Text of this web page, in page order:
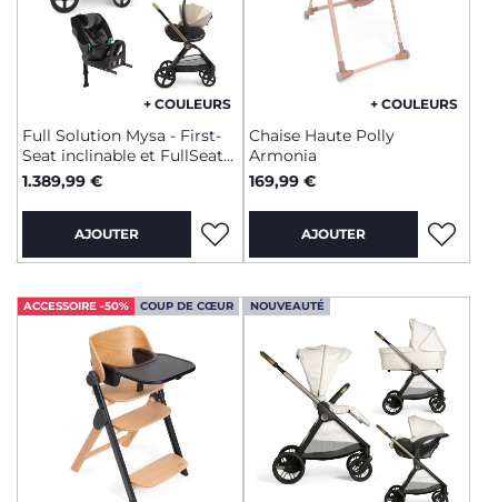
+ COULEURS
Full Solution Mysa - First-
Seat inclinable et FullSeat
360 avec base
1.389,99 €
AJOUTER
+ COULEURS
Chaise Haute Polly
Armonia
169,99 €
AJOUTER
ACCESSOIRE -50% COUP DE CŒUR NOUVEAUTÉ